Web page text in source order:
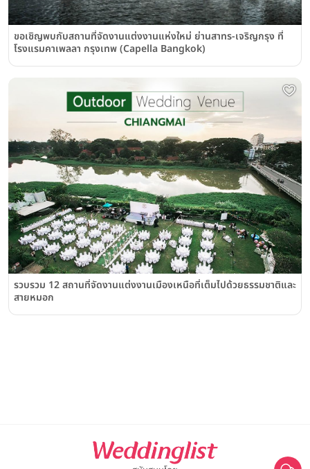
ขอเชิญพบกับสถานที่จัดงานแต่งงานแห่งใหม่ ย่านสาทร-เจริญกรุง ที่
โรงแรมคาเพลลา กรุงเทพ (Capella Bangkok)
รวบรวม 12 สถานที่จัดงานแต่งงานเมืองเหนือที่เต็มไปด้วยธรรมชาติและ
สายหมอก